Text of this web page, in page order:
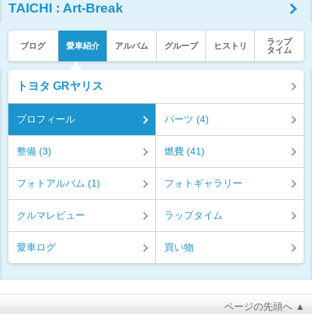
TAICHI : Art-Break
ブログ 愛車紹介 アルバム グループ ヒストリ
ラップ
タイム
トヨタ GRヤリス
プロフィール パーツ (4)
整備 (3) 燃費 (41)
フォトアルバム (1) フォトギャラリー
クルマレビュー ラップタイム
愛車ログ 買い物
ページの先頭へ ▲